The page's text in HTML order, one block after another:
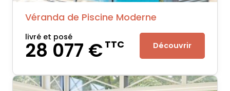
Véranda de Piscine Moderne
livré et posé
28 077 €TTC Découvrir